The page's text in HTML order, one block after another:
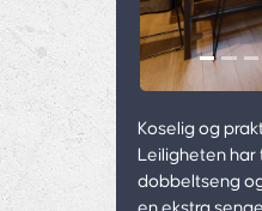
Koselig og
Leiligheten har
dobbeltseng